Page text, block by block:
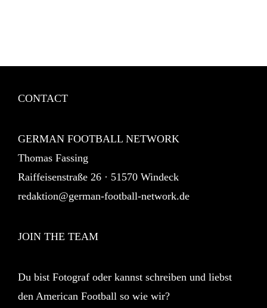
CONTACT
GERMAN FOOTBALL NETWORK
Thomas Fassing
Raiffeisenstraße 26 · 51570 Windeck
redaktion@german-football-network.de
JOIN THE TEAM
Du bist Fotograf oder kannst schreiben und liebst
den American Football so wie wir?